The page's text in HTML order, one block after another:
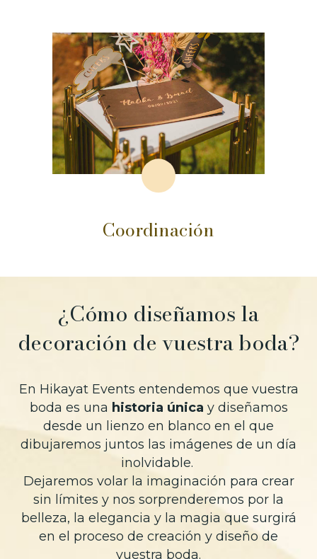
Coordinación
¿Cómo diseñamos la
decoración de vuestra boda?
En Hikayat Events entendemos que vuestra
boda es una historia única y diseñamos
desde un lienzo en blanco en el que
dibujaremos juntos las imágenes de un día
inolvidable.
Dejaremos volar la imaginación para crear
sin límites y nos sorprenderemos por la
belleza, la elegancia y la magia que surgirá
en el proceso de creación y diseño de
vuestra boda.